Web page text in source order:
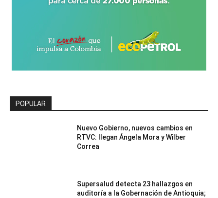
POPULAR
Nuevo Gobierno, nuevos cambios en
RTVC: llegan Ángela Mora y Wilber
Correa
Supersalud detecta 23 hallazgos en
auditoría a la Gobernación de Antioquia;